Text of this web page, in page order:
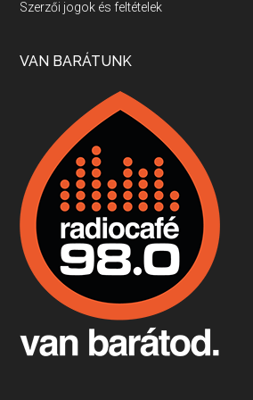
Apr 17, 2026 • 00:35:38
Boston, teadélután, bab és
Apr 9, 2026 • 00:37:17
Fermentáljunk, a testünk
Apr 3, 2026 • 00:36:07
Szerzői jogok és feltételek
VAN BARÁTUNK